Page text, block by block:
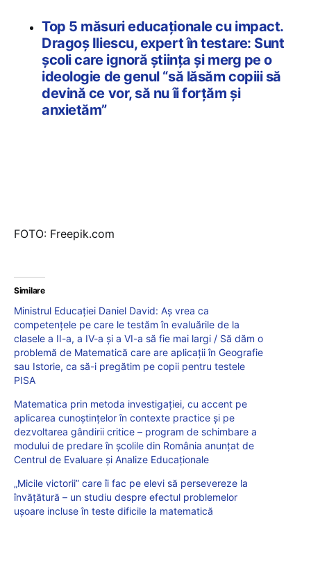
Top 5 măsuri educaționale cu impact.
Dragoș Iliescu, expert în testare: Sunt
școli care ignoră știința și merg pe o
ideologie de genul “să lăsăm copiii să
devină ce vor, să nu îi forțăm și
anxietăm”
FOTO: Freepik.com
Similare
Ministrul Educației Daniel David: Aș vrea ca
competențele pe care le testăm în evaluările de la
clasele a II-a, a IV-a și a VI-a să fie mai largi / Să dăm o
problemă de Matematică care are aplicații în Geografie
sau Istorie, ca să-i pregătim pe copii pentru testele
PISA
Matematica prin metoda investigației, cu accent pe
aplicarea cunoștințelor în contexte practice și pe
dezvoltarea gândirii critice – program de schimbare a
modului de predare în școlile din România anunțat de
Centrul de Evaluare și Analize Educaționale
„Micile victorii” care îi fac pe elevi să persevereze la
învățătură – un studiu despre efectul problemelor
ușoare incluse în teste dificile la matematică